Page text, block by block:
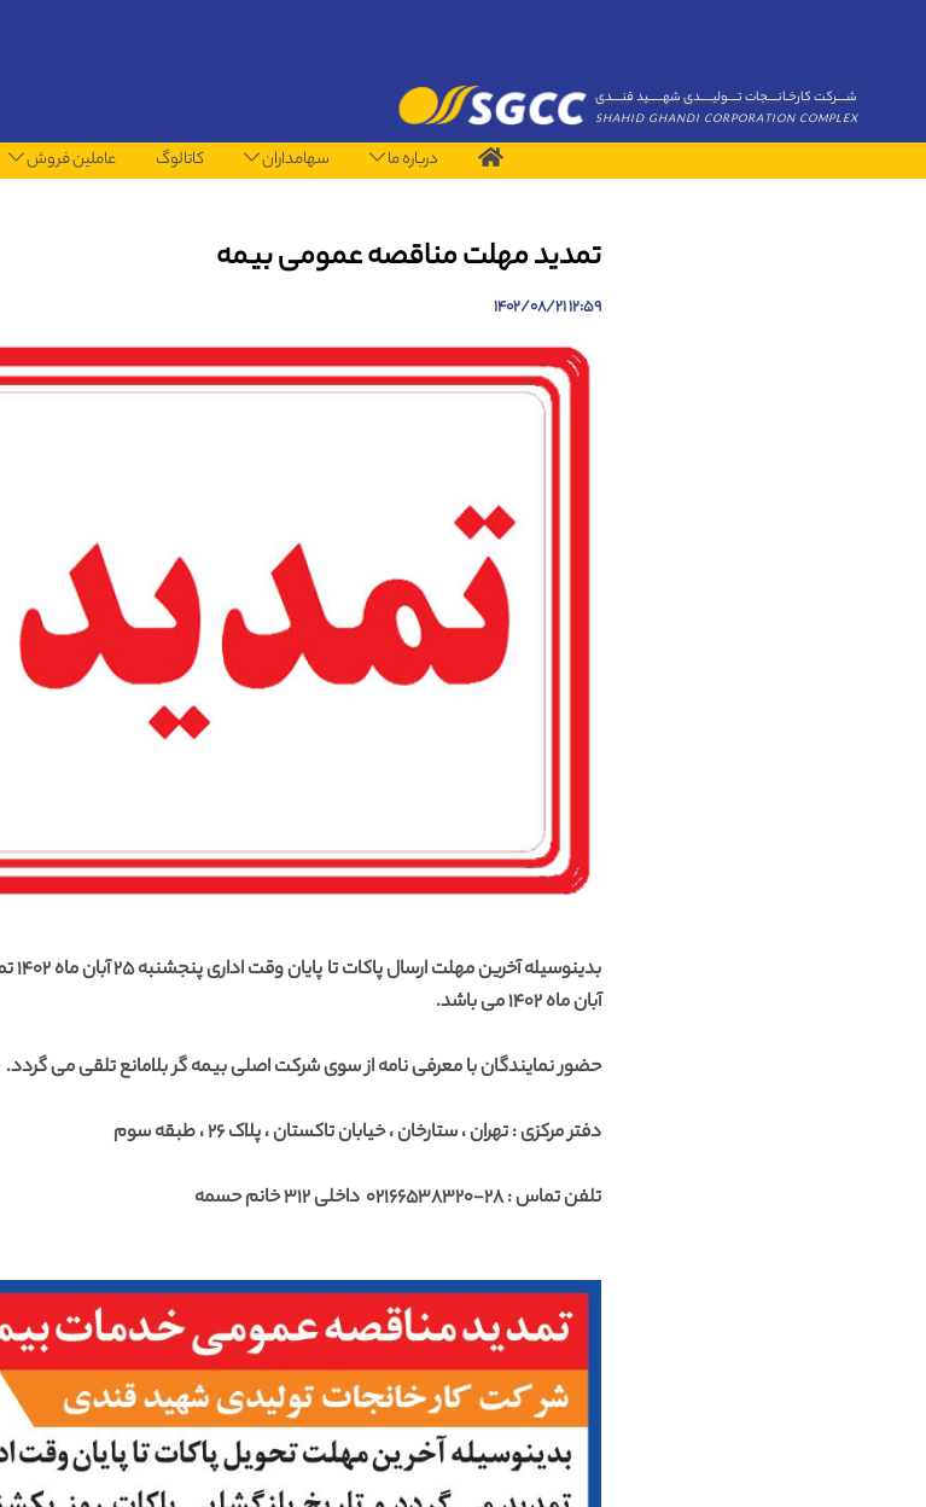
شــــرکت کارخـانــــجات تــــولیـــــدی شهــــــید قنــــدی
SHAHID GHANDI CORPORATION COMPLEX
درباره ما سهامداران کاتالوگ عاملین فروش
تمدید مهلت مناقصه عمومی بیمه
12:59 1402/08/21
آبان ماه 1402 می باشد.
حضور نمایندگان با معرفی نامه از سوی شرکت اصلی بیمه گر بلامانع تلقی می گردد.
دفتر مرکزی : تهران ، ستارخان ، خیابان تاکستان ، پلاک 26 ، طبقه سوم
تلفن تماس : 28-02166538320 داخلی 312 خانم حسمه